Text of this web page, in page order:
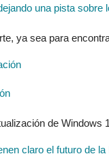
una pista sobre
ya sea para
de